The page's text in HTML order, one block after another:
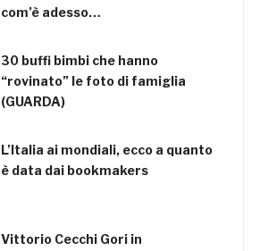
com’è adesso…
30 buffi bimbi che hanno
“rovinato” le foto di famiglia
(GUARDA)
L’Italia ai mondiali, ecco a quanto
è data dai bookmakers
Vittorio Cecchi Gori in